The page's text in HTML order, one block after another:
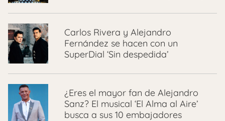
Carlos Rivera y Alejandro
Fernández se hacen con un
SuperDial ‘Sin despedida’
¿Eres el mayor fan de Alejandro
Sanz? El musical ‘El Alma al Aire’
busca a sus 10 embajadores